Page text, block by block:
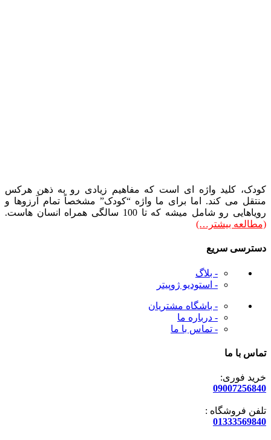
کودک، کلید واژه ای است که مفاهیم زیادی رو به ذهن هرکس
منتقل می کند. اما برای ما واژه “کودک” مشخصاً تمام آرزوها و
رویاهایی رو شامل میشه که تا 100 سالگی همراه انسان هاست.
(مطالعه بیشتر…)
دسترسی سریع
- بلاگ
- استودیو ژوپیتر
- باشگاه مشتریان
- درباره ما
- تماس با ما
تماس با ما
خرید فوری:
09007256840
تلفن فروشگاه :
01333569840